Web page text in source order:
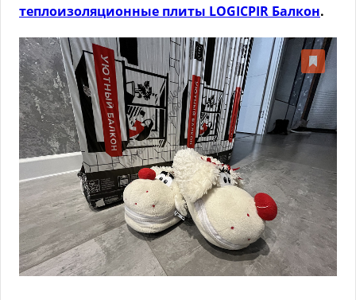
теплоизоляционные плиты LOGICPIR Балкон.